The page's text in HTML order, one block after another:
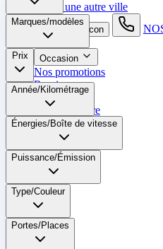
Sélectionnez une autre ville
search button - icon
Occasion
Nos promotions
Reprise
Professionnel
Nous rejoindre
Plus
Marques/modèles
Prix
Année/Kilométrage
Énergies/Boîte de vitesse​
Puissance/Émission
Type/Couleur
Portes/Places